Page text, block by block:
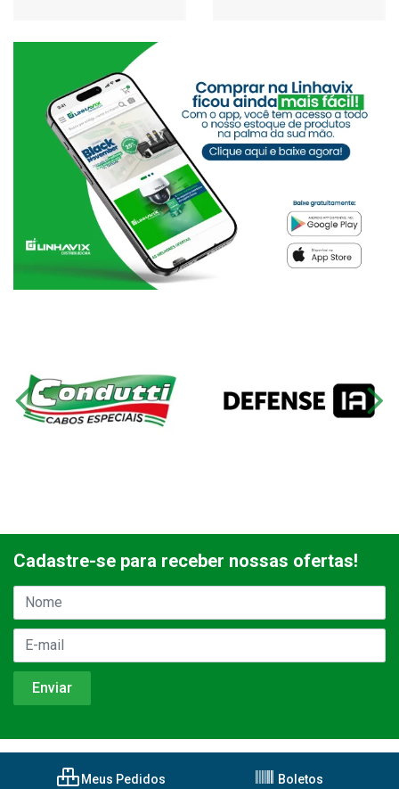
Cadastre-se para receber nossas ofertas!
Meus Pedidos Boletos